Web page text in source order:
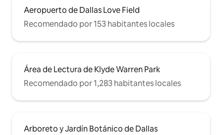
Aeropuerto de Dallas Love Field
Recomendado por 153 habitantes locales
Área de Lectura de Klyde Warren Park
Recomendado por 1,283 habitantes locales
Arboreto y Jardín Botánico de Dallas